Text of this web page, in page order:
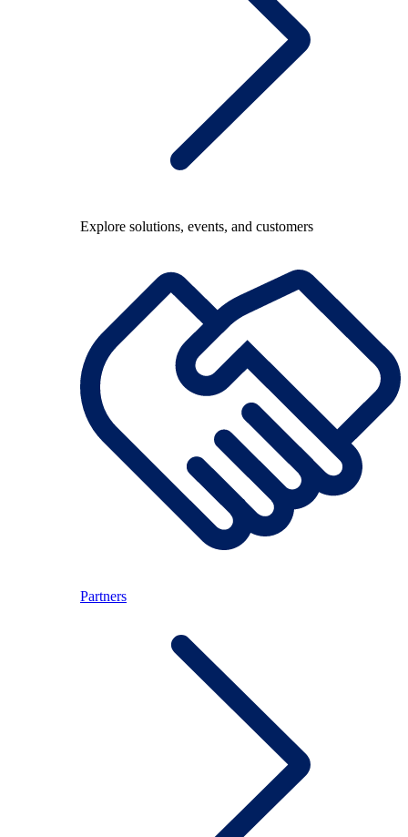
Explore solutions, events, and customers
Partners